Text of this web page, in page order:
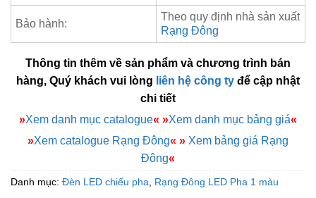
Bảo hành:
Theo quy định nhà sản xuất
Rạng Đông
Thông tin thêm về sản phẩm và chương trình bán
hàng, Quý khách vui lòng liên hệ công ty để cập nhật
chi tiết
»Xem danh mục catalogue« »Xem danh mục bảng giá«
»Xem catalogue Rạng Đông« » Xem bảng giá Rạng
Đông«
Danh mục: Đèn LED chiếu pha, Rạng Đông LED Pha 1 màu